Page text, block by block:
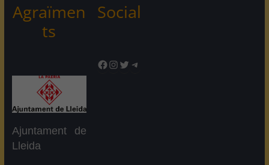
Agraïmen
ts
Ajuntament de
Lleida
Social
Facebook
Instagram
TwitterTelegram